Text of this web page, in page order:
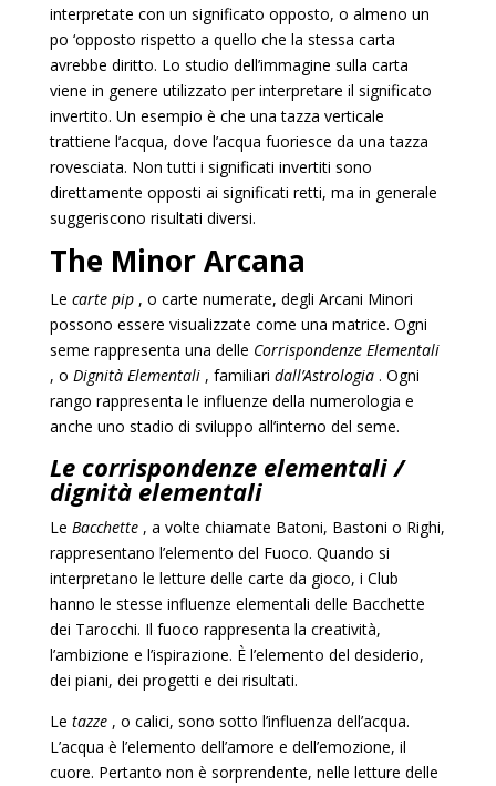
interpretate con un significato opposto, o almeno un
po ‘opposto rispetto a quello che la stessa carta
avrebbe diritto. Lo studio dell’immagine sulla carta
viene in genere utilizzato per interpretare il significato
invertito. Un esempio è che una tazza verticale
trattiene l’acqua, dove l’acqua fuoriesce da una tazza
rovesciata. Non tutti i significati invertiti sono
direttamente opposti ai significati retti, ma in generale
suggeriscono risultati diversi.
The Minor Arcana
Le carte pip, o carte numerate, degli Arcani Minori
possono essere visualizzate come una matrice. Ogni
seme rappresenta una delle Corrispondenze Elementali
, o Dignità Elementali, familiari dall’Astrologia. Ogni
rango rappresenta le influenze della numerologia e
anche uno stadio di sviluppo all’interno del seme.
Le corrispondenze elementali /
dignità elementali
Le Bacchette, a volte chiamate Batoni, Bastoni o Righi,
rappresentano l’elemento del Fuoco. Quando si
interpretano le letture delle carte da gioco, i Club
hanno le stesse influenze elementali delle Bacchette
dei Tarocchi. Il fuoco rappresenta la creatività,
l’ambizione e l’ispirazione. È l’elemento del desiderio,
dei piani, dei progetti e dei risultati.
Le tazze, o calici, sono sotto l’influenza dell’acqua.
L’acqua è l’elemento dell’amore e dell’emozione, il
cuore. Pertanto non è sorprendente, nelle letture delle